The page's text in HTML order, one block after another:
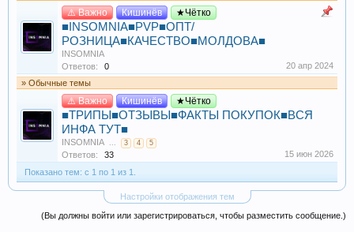
⚠️ Важно Кишинёв ★Чётко
■INSOMNIA■PVP■ОПТ/
РОЗНИЦА■КАЧЕСТВО■МОЛДОВА■
INSOMNIA
Ответов:
0
20 апр 2024
» Обычные темы
⚠️ Важно Кишинёв ★Чётко
■ТРИПЫ■ОТЗЫВЫ■ФАКТЫ ПОКУПОК■ВСЯ
ИНФА ТУТ■
INSOMNIA ... 3 4 5
Ответов: 33
15 июн 2026
Показано тем: с 1 по 1 из 1.
Настройки отображения тем
(Вы должны войти или зарегистрироваться, чтобы разместить сообщение.)